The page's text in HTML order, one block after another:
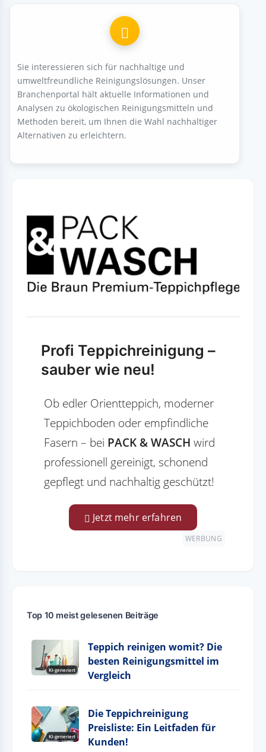
Sie interessieren sich für nachhaltige und
umweltfreundliche Reinigungslösungen. Unser
Branchenportal hält aktuelle Informationen und
Analysen zu ökologischen Reinigungsmitteln und
Methoden bereit, um Ihnen die Wahl nachhaltiger
Alternativen zu erleichtern.
Profi Teppichreinigung –
sauber wie neu!
Ob edler Orientteppich, moderner
Teppichboden oder empfindliche
Fasern – bei PACK & WASCH wird
professionell gereinigt, schonend
gepflegt und nachhaltig geschützt!
Jetzt mehr erfahren
WERBUNG
Top 10 meist gelesenen Beiträge
KI-generiert
Teppich reinigen womit? Die
besten Reinigungsmittel im
Vergleich
KI-generiert
Die Teppichreinigung
Preisliste: Ein Leitfaden für
Kunden!